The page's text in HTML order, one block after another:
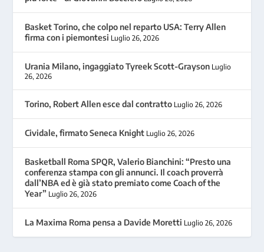
Basket Torino, che colpo nel reparto USA: Terry Allen
firma con i piemontesi Luglio 26, 2026
Urania Milano, ingaggiato Tyreek Scott-Grayson Luglio
26, 2026
Torino, Robert Allen esce dal contratto Luglio 26, 2026
Cividale, firmato Seneca Knight Luglio 26, 2026
Basketball Roma SPQR, Valerio Bianchini: “Presto una
conferenza stampa con gli annunci. Il coach proverrà
dall’NBA ed è già stato premiato come Coach of the
Year” Luglio 26, 2026
La Maxima Roma pensa a Davide Moretti Luglio 26, 2026